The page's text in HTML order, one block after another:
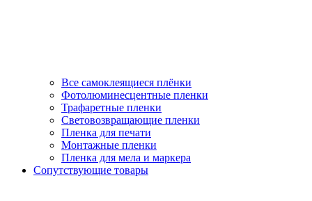
Все самоклеящиеся плёнки
Фотолюминесцентные пленки
Трафаретные пленки
Световозвращающие пленки
Пленка для печати
Монтажные пленки
Пленка для мела и маркера
Сопутствующие товары